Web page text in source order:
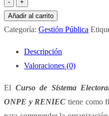
de
Sistema
Peruano
Funciones
del
JNE,
ONPE
Añadir al carrito
Categoría: Gestión Pública
Descripción
Valoraciones (0)
El Curso de Sistema
ONPE y RENIEC tiene como